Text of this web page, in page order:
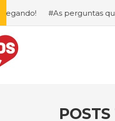
#As perguntas que eu